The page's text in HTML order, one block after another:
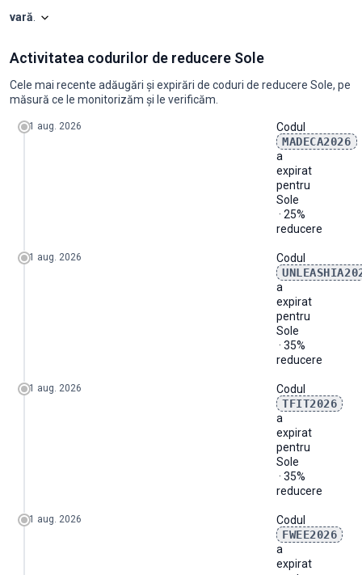
vară
Luna
Coduri noiReducere maximăReducere minimă
2025-08 0
2025-090 - - 0
2025-10 0 - -
2025-111
2025-120 0
0
0
0
0
0
0
0
2026-080
Activitatea codurilor de reducere Sole
Cele mai recente adăugări și expirări de coduri de reducere Sole, pe
măsură ce le monitorizăm și le verificăm.
1 aug. 2026
Codul
MADECA2026
a
expirat
pentru
Sole
· 25%
reducere
1 aug. 2026
Codul
a
expirat
pentru
Sole
· 35%
reducere
1 aug. 2026
Codul
TFIT2026
a
expirat
pentru
Sole
· 35%
reducere
1 aug. 2026
Codul
FWEE2026
a
expirat